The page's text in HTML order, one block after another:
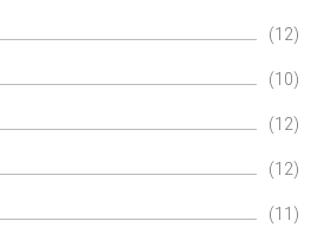
(12)
(10)
(12)
(12)
(11)